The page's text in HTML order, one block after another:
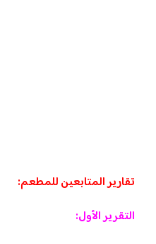
تقارير المتابعين للمطعم:
التقرير الأول: